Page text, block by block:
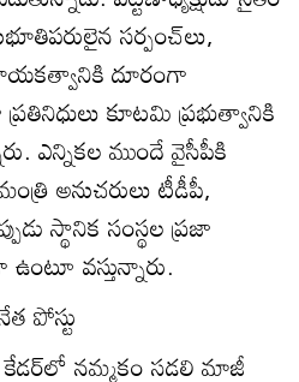
సర్పంచ్‌లు,
దూరంగా
కూటమి ప్రభుత్వానికి
ఎన్నికల ముందే వైసీపీకి
అనుచరులు టీడీపీ,
స్థానిక సంస్థల ప్రజా
వస్తున్నారు.
పోస్టు
నమ్మకం సడలి మాజీ